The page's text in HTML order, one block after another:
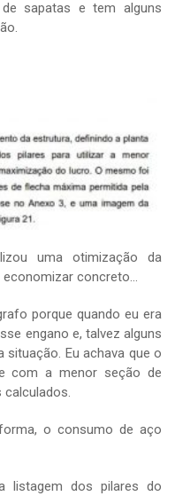
sapatas e tem alguns
uma otimização da
concreto…
porque quando eu era
engano e, talvez alguns
Eu achava que o
com a menor seção de
o consumo de aço
listagem dos pilares do